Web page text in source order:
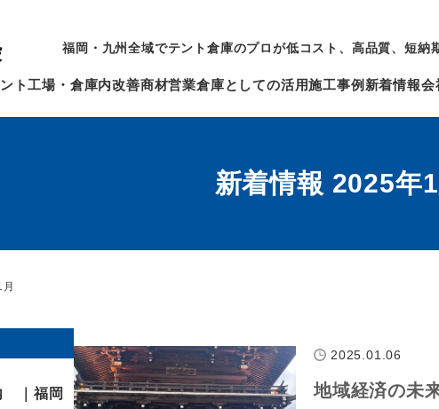
福岡・九州全域でテント倉庫のプロが低コスト、高品質、短納
ト工場・倉庫内改善商材営業倉庫としての活用施工事例 新着情報会
新着情報 2025年1
2025.01.06
地域経済の未
｜福岡